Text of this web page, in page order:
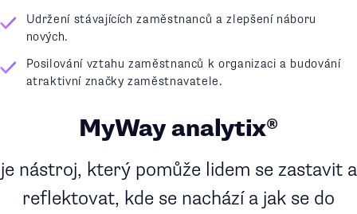
Udržení stávajících zaměstnanců a zlepšení náboru
nových.
Posilování vztahu zaměstnanců k organizaci a budování
atraktivní značky zaměstnavatele.
MyWay analytix®
je nástroj, který pomůže lidem se zastavit a
reflektovat, kde se nachází a jak se do